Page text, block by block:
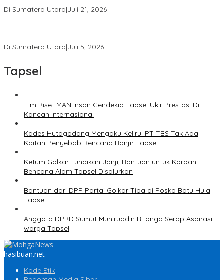
Di Sumatera Utara|Juli 21, 2026
Di Sumatera Utara|Juli 5, 2026
Tapsel
Tim Riset MAN Insan Cendekia Tapsel Ukir Prestasi Di
Kancah Internasional
Kades Hutagodang Mengaku Keliru: PT TBS Tak Ada
Kaitan Penyebab Bencana Banjir Tapsel
Ketum Golkar Tunaikan Janji, Bantuan untuk Korban
Bencana Alam Tapsel Disalurkan
Bantuan dari DPP Partai Golkar Tiba di Posko Batu Hula
Tapsel
Anggota DPRD Sumut Muniruddin Ritonga Serap Aspirasi
warga Tapsel
hasibuan.net
Kode Etik